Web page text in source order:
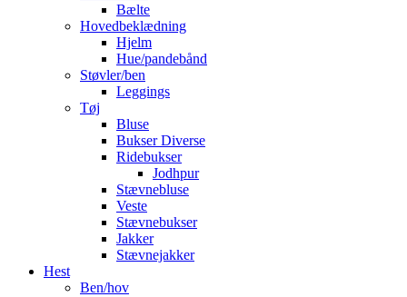
Bælte
Hovedbeklædning
Hjelm
Hue/pandebånd
Støvler/ben
Leggings
Tøj
Bluse
Bukser Diverse
Ridebukser
Jodhpur
Stævnebluse
Veste
Stævnebukser
Jakker
Stævnejakker
Hest
Ben/hov